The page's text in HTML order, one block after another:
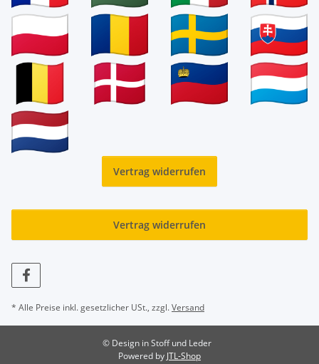
Vertrag widerrufen
Vertrag widerrufen
* Alle Preise inkl. gesetzlicher USt., zzgl.Versand
© Design in Stoff und Leder
Powered by JTL-Shop